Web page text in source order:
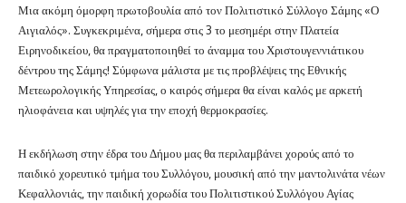
Μια ακόμη όμορφη πρωτοβουλία από τον Πολιτιστικό Σύλλογο Σάμης «Ο
Αιγιαλός». Συγκεκριμένα, σήμερα στις 3 το μεσημέρι στην Πλατεία
Ειρηνοδικείου, θα πραγματοποιηθεί το άναμμα του Χριστουγεννιάτικου
δέντρου της Σάμης! Σύμφωνα μάλιστα με τις προβλέψεις της Εθνικής
Μετεωρολογικής Υπηρεσίας, ο καιρός σήμερα θα είναι καλός με αρκετή
ηλιοφάνεια και υψηλές για την εποχή θερμοκρασίες.
Η εκδήλωση στην έδρα του Δήμου μας θα περιλαμβάνει χορούς από το
παιδικό χορευτικό τμήμα του Συλλόγου, μουσική από την μαντολινάτα νέων
Κεφαλλονιάς, την παιδική χορωδία του Πολιτιστικού Συλλόγου Αγίας